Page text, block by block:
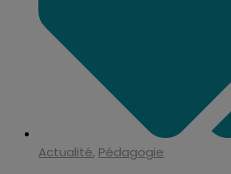
Actualité, Pédagogie